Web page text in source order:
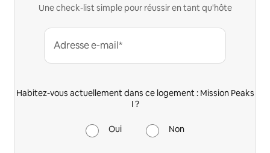
Une check-list simple pour réussir en tant qu'hôte
Adresse e-mail*
Habitez-vous actuellement dans ce logement : Mission Peaks
I ?
Oui Non